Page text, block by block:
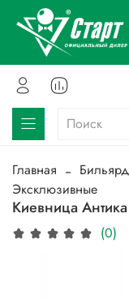
Главная
Эксклюзивные
Киевница Антика
(0)